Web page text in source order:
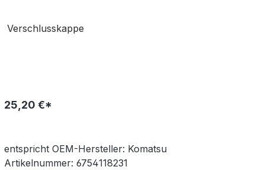
Verschlusskappe
25,20 €*
entspricht OEM-Hersteller: Komatsu
Artikelnummer: 6754118231